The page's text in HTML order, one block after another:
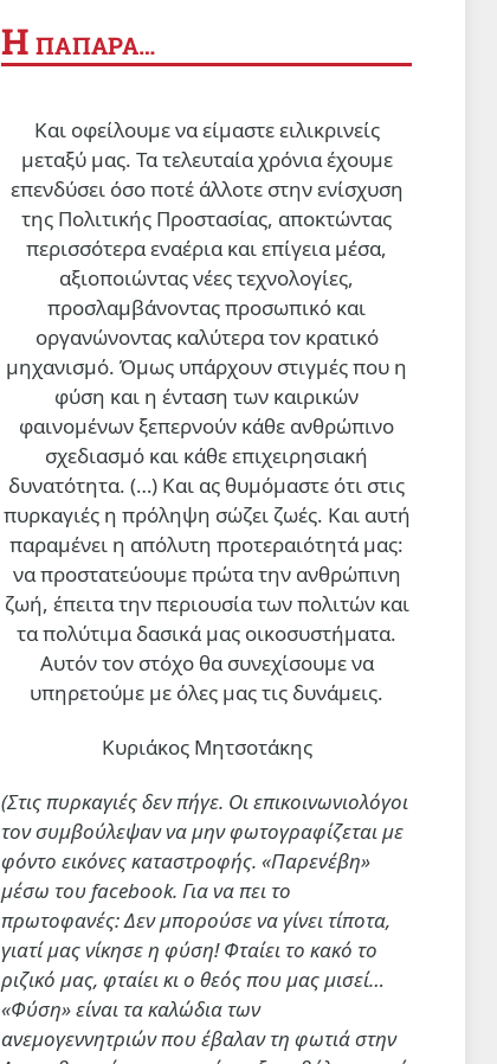
Η ΠΑΠΑΡΑ…
Και οφείλουμε να είμαστε ειλικρινείς
μεταξύ μας. Τα τελευταία χρόνια έχουμε
επενδύσει όσο ποτέ άλλοτε στην ενίσχυση
της Πολιτικής Προστασίας, αποκτώντας
περισσότερα εναέρια και επίγεια μέσα,
αξιοποιώντας νέες τεχνολογίες,
προσλαμβάνοντας προσωπικό και
οργανώνοντας καλύτερα τον κρατικό
μηχανισμό. Όμως υπάρχουν στιγμές που η
φύση και η ένταση των καιρικών
φαινομένων ξεπερνούν κάθε ανθρώπινο
σχεδιασμό και κάθε επιχειρησιακή
δυνατότητα. (…) Και ας θυμόμαστε ότι στις
πυρκαγιές η πρόληψη σώζει ζωές. Και αυτή
παραμένει η απόλυτη προτεραιότητά μας:
να προστατεύουμε πρώτα την ανθρώπινη
ζωή, έπειτα την περιουσία των πολιτών και
τα πολύτιμα δασικά μας οικοσυστήματα.
Αυτόν τον στόχο θα συνεχίσουμε να
υπηρετούμε με όλες μας τις δυνάμεις.
Κυριάκος Μητσοτάκης
(Στις πυρκαγιές δεν πήγε. Οι επικοινωνιολόγοι
τον συμβούλεψαν να μην φωτογραφίζεται με
φόντο εικόνες καταστροφής. «Παρενέβη»
μέσω του facebook. Για να πει το
πρωτοφανές: Δεν μπορούσε να γίνει τίποτα,
γιατί μας νίκησε η φύση! Φταίει το κακό το
ριζικό μας, φταίει κι ο θεός που μας μισεί…
«Φύση» είναι τα καλώδια των
ανεμογεννητριών που έβαλαν τη φωτιά στην